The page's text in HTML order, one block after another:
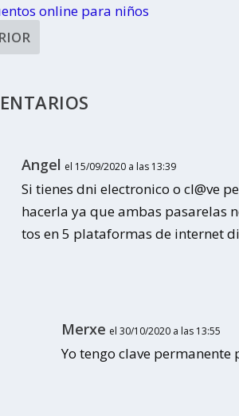
online para niños
Angel el 15/09/2020 a las 13:39
Si tienes dni electronico o cl@ve
hacerla ya que ambas pasarelas
tos en 5 plataformas de internet
Merxe el 30/10/2020 a las 13:55
Yo tengo clave